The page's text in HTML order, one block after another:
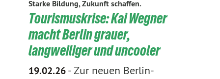
Starke Bildung, Zukunft schaffen.
Tourismuskrise: Kai Wegner
macht Berlin grauer,
langweiliger und uncooler
19.02.26-Zur neuen Berlin-